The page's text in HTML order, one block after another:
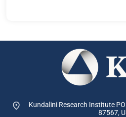
Kundalini Research Institute
87567,